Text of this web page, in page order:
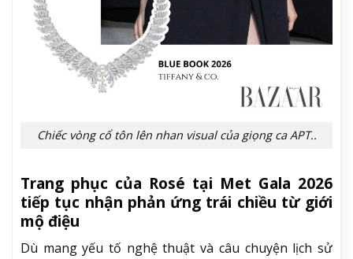
Chiếc vòng cổ tôn lên nhan visual của giọng ca APT..
Trang phục của Rosé tại Met Gala 2026
tiếp tục nhận phản ứng trái chiều từ giới
mộ điệu
Dù mang yếu tố nghệ thuật và câu chuyện lịch sử